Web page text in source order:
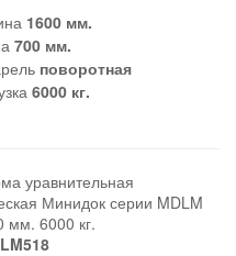
1600 мм.
700 мм.
поворотная
6000 кг.
уравнительная
Минидок серии MDLM
мм. 6000 кг.